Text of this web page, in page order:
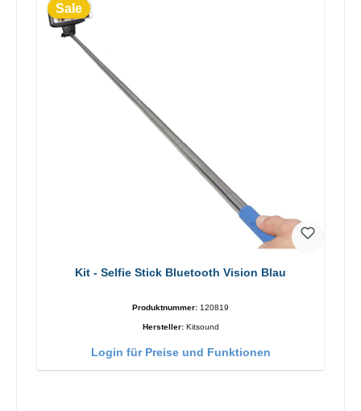
Sale
Kit - Selfie Stick Bluetooth Vision Blau
Produktnummer: 120819
Hersteller: Kitsound
Login für Preise und Funktionen